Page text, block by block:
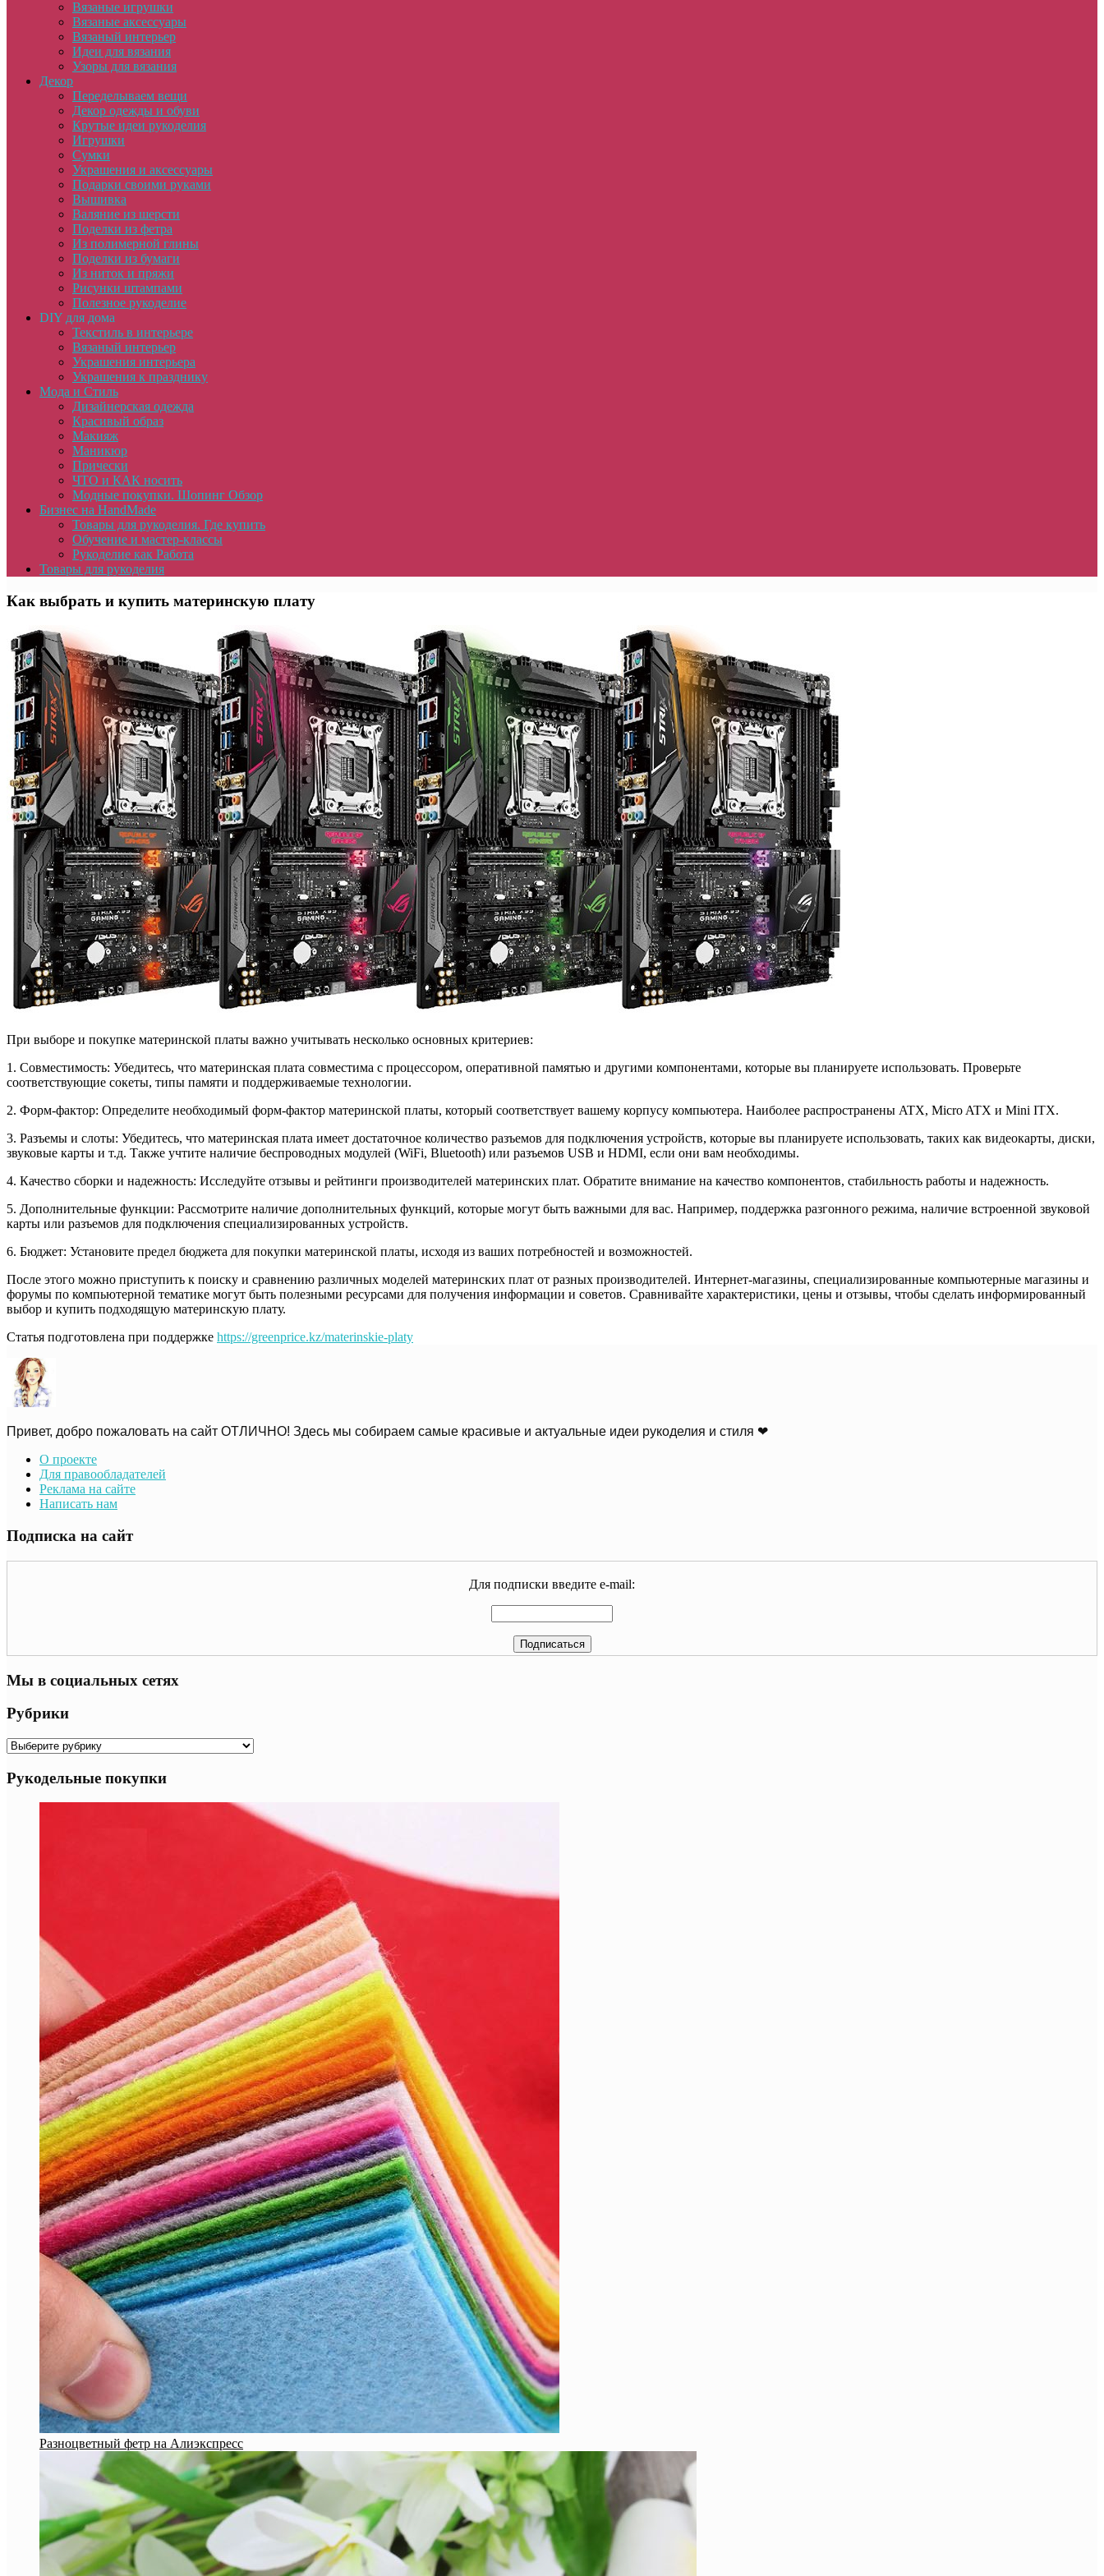
Вязаные игрушки
Вязаные аксессуары
Вязаный интерьер
Идеи для вязания
Узоры для вязания
Декор
Переделываем вещи
Декор одежды и обуви
Крутые идеи рукоделия
Игрушки
Сумки
Украшения и аксессуары
Подарки своими руками
Вышивка
Валяние из шерсти
Поделки из фетра
Из полимерной глины
Поделки из бумаги
Из ниток и пряжи
Рисунки штампами
Полезное рукоделие
DIY для дома
Текстиль в интерьере
Вязаный интерьер
Украшения интерьера
Украшения к празднику
Мода и Стиль
Дизайнерская одежда
Красивый образ
Макияж
Маникюр
Прически
ЧТО и КАК носить
Модные покупки. Шопинг Обзор
Бизнес на HandMade
Товары для рукоделия. Где купить
Обучение и мастер-классы
Рукоделие как Работа
Товары для рукоделия
Как выбрать и купить материнскую плату
При выборе и покупке материнской платы важно учитывать несколько основных критериев:
1. Совместимость: Убедитесь, что материнская плата совместима с процессором, оперативной памятью и другими компонентами, которые вы планируете использовать. Проверьте
соответствующие сокеты, типы памяти и поддерживаемые технологии.
2. Форм-фактор: Определите необходимый форм-фактор материнской платы, который соответствует вашему корпусу компьютера. Наиболее распространены ATX, Micro ATX и Mini ITX.
3. Разъемы и слоты: Убедитесь, что материнская плата имеет достаточное количество разъемов для подключения устройств, которые вы планируете использовать, таких как видеокарты, диски,
звуковые карты и т.д. Также учтите наличие беспроводных модулей (WiFi, Bluetooth) или разъемов USB и HDMI, если они вам необходимы.
4. Качество сборки и надежность: Исследуйте отзывы и рейтинги производителей материнских плат. Обратите внимание на качество компонентов, стабильность работы и надежность.
5. Дополнительные функции: Рассмотрите наличие дополнительных функций, которые могут быть важными для вас. Например, поддержка разгонного режима, наличие встроенной звуковой
карты или разъемов для подключения специализированных устройств.
6. Бюджет: Установите предел бюджета для покупки материнской платы, исходя из ваших потребностей и возможностей.
После этого можно приступить к поиску и сравнению различных моделей материнских плат от разных производителей. Интернет-магазины, специализированные компьютерные магазины и
форумы по компьютерной тематике могут быть полезными ресурсами для получения информации и советов. Сравнивайте характеристики, цены и отзывы, чтобы сделать информированный
выбор и купить подходящую материнскую плату.
Статья подготовлена при поддержке https://greenprice.kz/materinskie-platy
Привет, добро пожаловать на сайт ОТЛИЧНО! Здесь мы собираем самые красивые и актуальные идеи рукоделия и стиля ❤
О проекте
Для правообладателей
Реклама на сайте
Написать нам
Подписка на сайт
Для подписки введите e-mail:
Мы в социальных сетях
Рубрики
Рубрики
Рукодельные покупки
Разноцветный фетр на Алиэкспресс